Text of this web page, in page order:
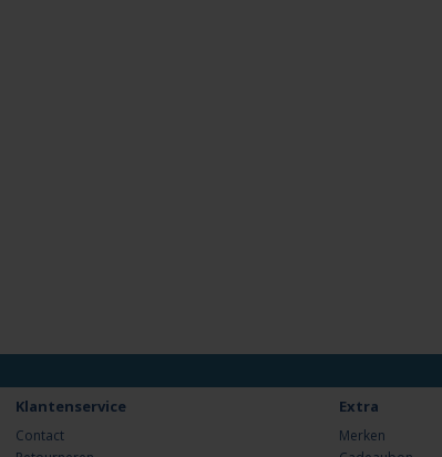
Klantenservice
Contact
Extra
Merken